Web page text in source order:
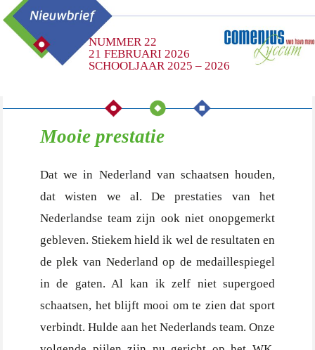
NUMMER 22
21 FEBRUARI 2026
SCHOOLJAAR 2025 – 2026
Mooie prestatie
Dat we in Nederland van schaatsen houden,
dat wisten we al. De prestaties van het
Nederlandse team zijn ook niet onopgemerkt
gebleven. Stiekem hield ik wel de resultaten en
de plek van Nederland op de medaillespiegel
in de gaten. Al kan ik zelf niet supergoed
schaatsen, het blijft mooi om te zien dat sport
verbindt. Hulde aan het Nederlands team. Onze